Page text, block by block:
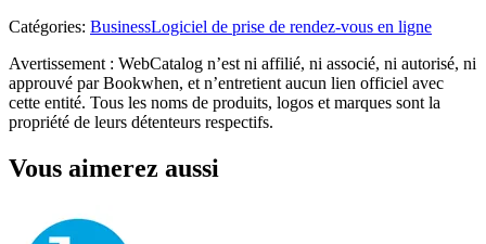
Catégories: BusinessLogiciel de prise de rendez-vous en ligne
Avertissement : WebCatalog n’est ni affilié, ni associé, ni autorisé, ni
approuvé par Bookwhen, et n’entretient aucun lien officiel avec
cette entité. Tous les noms de produits, logos et marques sont la
propriété de leurs détenteurs respectifs.
Vous aimerez aussi